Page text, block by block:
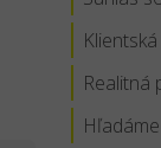
Realitná